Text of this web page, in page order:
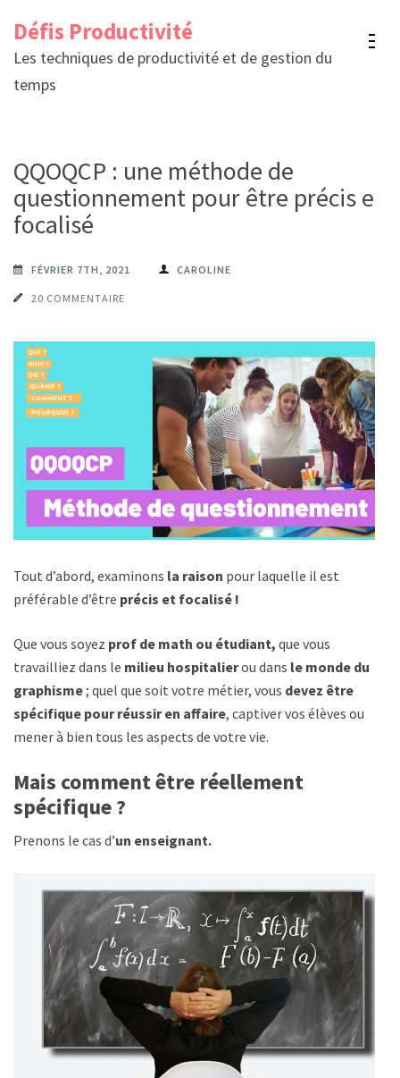
contenu
(Pressez
Défis Productivité
Les techniques de productivité et de gestion du
temps
QQOQCP : une méthode de
questionnement pour être précis et
focalisé
FÉVRIER 7TH, 2021 CAROLINE
20 COMMENTAIRE
Tout d’abord, examinons la raison pour laquelle il est
préférable d’être précis et focalisé !
Que vous soyez prof de math ou étudiant, que vous
travailliez dans le milieu hospitalierou dans le monde du
graphisme; quel que soit votre métier, vous devez être
spécifique pour réussir en affaire, captiver vos élèves ou
mener à bien tous les aspects de votre vie.
Mais comment être réellement
spécifique ?
Prenons le cas d’un enseignant.